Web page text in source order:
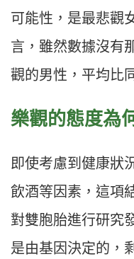
可能性，是最悲觀
言，雖然數據沒有
觀的男性，平均比
樂觀的態度為
即使考慮到健康狀
飲酒等因素，這項
對雙胞胎進行研究
是由基因決定的，